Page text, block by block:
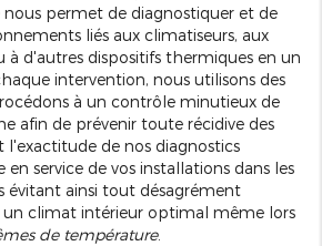
permet de diagnostiquer et de
liés aux climatiseurs, aux
à d'autres dispositifs thermiques en un
intervention, nous utilisons des
à un contrôle minutieux de
afin de prévenir toute récidive des
l'exactitude de nos diagnostics
en service de vos installations dans les
évitant ainsi tout désagrément
un climat intérieur optimal même lors
de température.